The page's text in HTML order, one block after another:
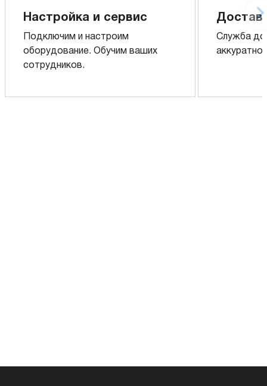
Настройка и сервис
Подключим и настроим
оборудование. Обучим ваших
сотрудников.
Служба
аккуратно